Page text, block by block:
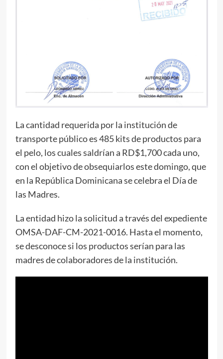
La cantidad requerida por la institución de
transporte público es 485 kits de productos para
el pelo, los cuales saldrían a RD$1,700 cada uno,
con el objetivo de obsequiarlos este domingo, que
en la República Dominicana se celebra el Día de
las Madres.
La entidad hizo la solicitud a través del expediente
OMSA-DAF-CM-2021-0016. Hasta el momento,
se desconoce si los productos serían para las
madres de colaboradores de la institución.